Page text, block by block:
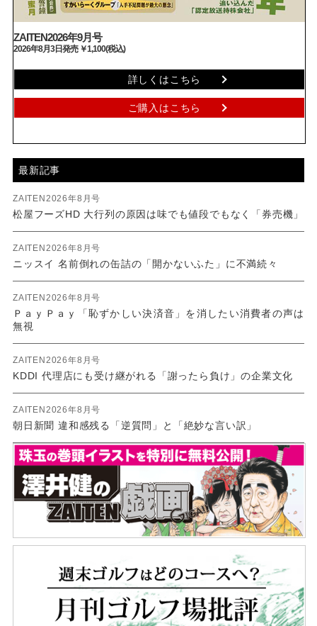
ZAITEN2026年9月号
2026年8月3日発売 ￥1,100(税込)
詳しくはこちら
ご購入はこちら
最新記事
ZAITEN2026年8月号
松屋フーズHD 大行列の原因は味でも値段でもなく「券売機」
ZAITEN2026年8月号
ニッスイ 名前倒れの缶詰の「開かないふた」に不満続々
ZAITEN2026年8月号
ＰａｙＰａｙ「恥ずかしい決済音」を消したい消費者の声は
無視
ZAITEN2026年8月号
KDDI 代理店にも受け継がれる「謝ったら負け」の企業文化
ZAITEN2026年8月号
朝日新聞 違和感残る「逆質問」と「絶妙な言い訳」